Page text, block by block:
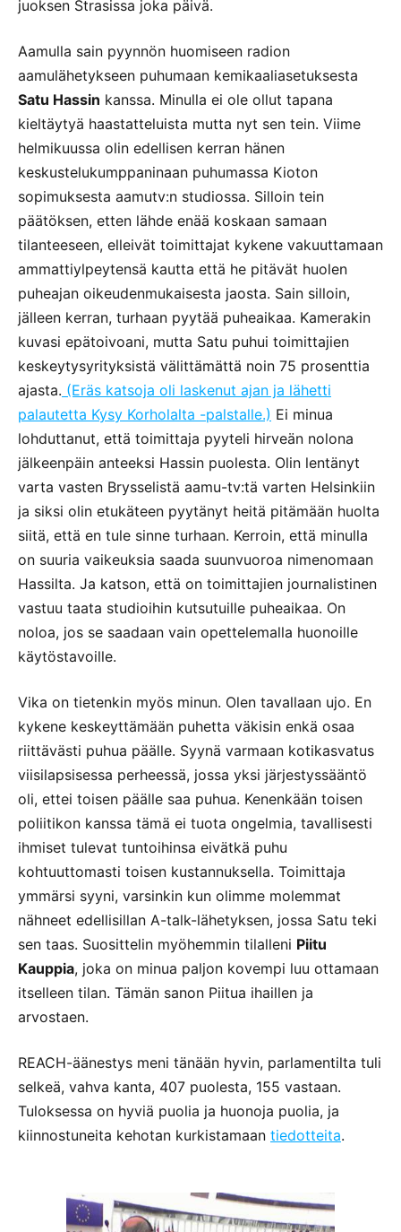
juoksen Strasissa joka päivä.
Aamulla sain pyynnön huomiseen radion
aamulähetykseen puhumaan kemikaaliasetuksesta
Satu Hassin kanssa. Minulla ei ole ollut tapana
kieltäytyä haastatteluista mutta nyt sen tein. Viime
helmikuussa olin edellisen kerran hänen
keskustelukumppaninaan puhumassa Kioton
sopimuksesta aamutv:n studiossa. Silloin tein
päätöksen, etten lähde enää koskaan samaan
tilanteeseen, elleivät toimittajat kykene vakuuttamaan
ammattiylpeytensä kautta että he pitävät huolen
puheajan oikeudenmukaisesta jaosta. Sain silloin,
jälleen kerran, turhaan pyytää puheaikaa. Kamerakin
kuvasi epätoivoani, mutta Satu puhui toimittajien
keskeytysyrityksistä välittämättä noin 75 prosenttia
ajasta. (Eräs katsoja oli laskenut ajan ja lähetti
palautetta Kysy Korholalta -palstalle.) Ei minua
lohduttanut, että toimittaja pyyteli hirveän nolona
jälkeenpäin anteeksi Hassin puolesta. Olin lentänyt
varta vasten Brysselistä aamu-tv:tä varten Helsinkiin
ja siksi olin etukäteen pyytänyt heitä pitämään huolta
siitä, että en tule sinne turhaan. Kerroin, että minulla
on suuria vaikeuksia saada suunvuoroa nimenomaan
Hassilta. Ja katson, että on toimittajien journalistinen
vastuu taata studioihin kutsutuille puheaikaa. On
noloa, jos se saadaan vain opettelemalla huonoille
käytöstavoille.
Vika on tietenkin myös minun. Olen tavallaan ujo. En
kykene keskeyttämään puhetta väkisin enkä osaa
riittävästi puhua päälle. Syynä varmaan kotikasvatus
viisilapsisessa perheessä, jossa yksi järjestyssääntö
oli, ettei toisen päälle saa puhua. Kenenkään toisen
poliitikon kanssa tämä ei tuota ongelmia, tavallisesti
ihmiset tulevat tuntoihinsa eivätkä puhu
kohtuuttomasti toisen kustannuksella. Toimittaja
ymmärsi syyni, varsinkin kun olimme molemmat
nähneet edellisillan A-talk-lähetyksen, jossa Satu teki
sen taas. Suosittelin myöhemmin tilalleni Piitu
Kauppia, joka on minua paljon kovempi luu ottamaan
itselleen tilan. Tämän sanon Piitua ihaillen ja
arvostaen.
REACH-äänestys meni tänään hyvin, parlamentilta tuli
selkeä, vahva kanta, 407 puolesta, 155 vastaan.
Tuloksessa on hyviä puolia ja huonoja puolia, ja
kiinnostuneita kehotan kurkistamaan tiedotteita.